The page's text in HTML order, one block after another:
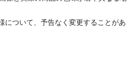
ついて、予告なく変更することがあ